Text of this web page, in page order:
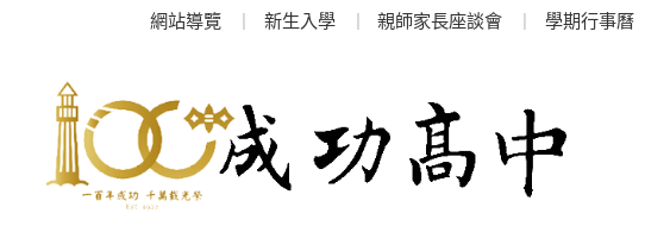
網站導覽 新生入學 親師家長座談會 學期行事曆